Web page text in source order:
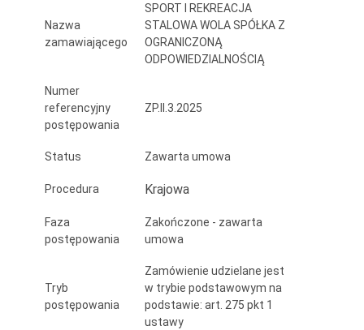
Rekreacja
Stalowa
Sp.
o.o.
latach
2025-
Nazwa
zamawiającego
SPORT I REKREACJA
STALOWA WOLA SPÓŁKA Z
OGRANICZONĄ
ODPOWIEDZIALNOŚCIĄ
Numer
referencyjny
postępowania
ZP.II.3.2025
Status Zawarta umowa
Procedura Krajowa
Faza
postępowania
Zakończone - zawarta
umowa
Tryb
postępowania
Zamówienie udzielane jest
w trybie podstawowym na
podstawie: art. 275 pkt 1
ustawy